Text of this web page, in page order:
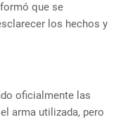
que se
los hechos y
oficialmente las
arma utilizada, pero